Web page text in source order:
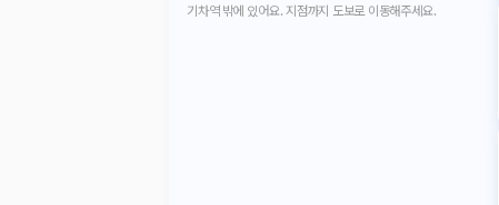
기차역 밖에 있어요. 지점까지 도보로 이동해주세요.